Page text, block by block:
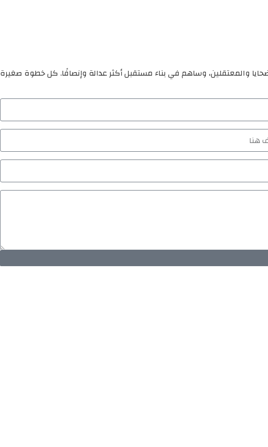
والمعتقلين، وساهم في بناء مستقبل أكثر عدالة وإنصافًا. كل خطوة صغيرة